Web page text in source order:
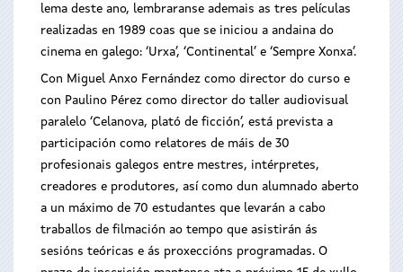
lema deste ano, lembraranse ademais as tres películas
realizadas en 1989 coas que se iniciou a andaina do
cinema en galego: ‘Urxa’, ‘Continental’ e ‘Sempre Xonxa’.
Con Miguel Anxo Fernández como director do curso e
con Paulino Pérez como director do taller audiovisual
paralelo ‘Celanova, plató de ficción’, está prevista a
participación como relatores de máis de 30
profesionais galegos entre mestres, intérpretes,
creadores e produtores, así como dun alumnado aberto
a un máximo de 70 estudantes que levarán a cabo
traballos de filmación ao tempo que asistirán ás
sesións teóricas e ás proxeccións programadas. O